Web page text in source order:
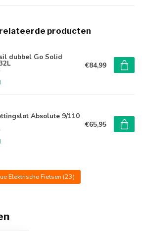
producten
dubbel Go Solid
€84,99
Absolute 9/110
€65,95
Elektrische Fietsen (23)